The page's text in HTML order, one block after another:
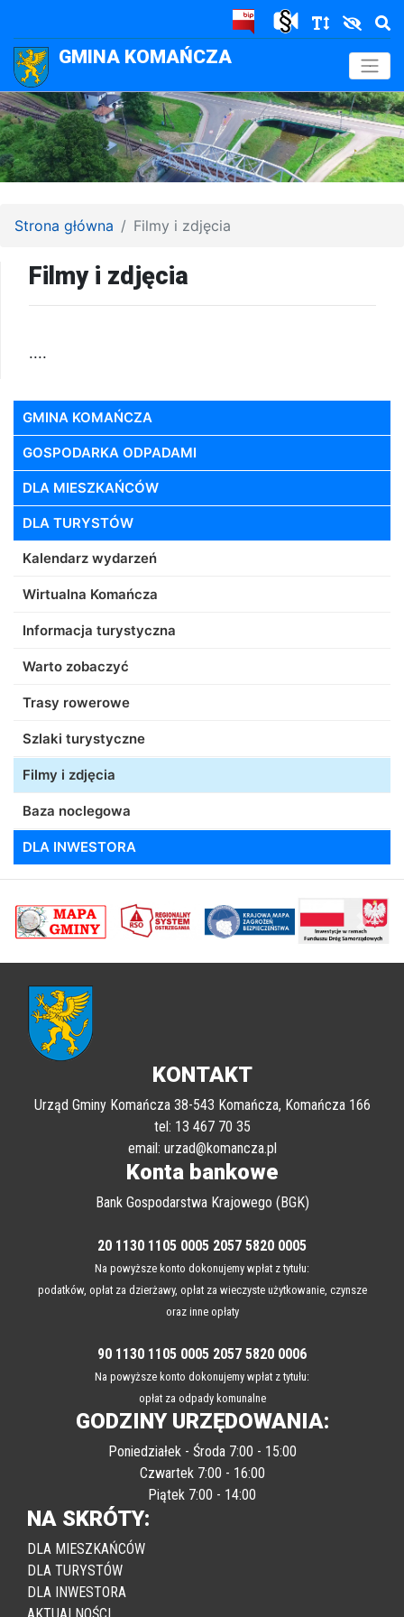
GMINA KOMAŃCZA .
Strona główna Filmy i zdjęcia
Filmy i zdjęcia
....
GMINA KOMAŃCZA
GOSPODARKA ODPADAMI
DLA MIESZKAŃCÓW
DLA TURYSTÓW
Kalendarz wydarzeń
Wirtualna Komańcza
Informacja turystyczna
Warto zobaczyć
Trasy rowerowe
Szlaki turystyczne
Filmy i zdjęcia
Baza noclegowa
DLA INWESTORA
poprzednii
KONTAKT
Urząd Gminy Komańcza 38-543 Komańcza, Komańcza 166
tel: 13 467 70 35
email: urzad@komancza.pl
Konta bankowe
Bank Gospodarstwa Krajowego (BGK)
20 1130 1105 0005 2057 5820 0005
Na powyższe konto dokonujemy wpłat z tytułu:
podatków, opłat za dzierżawy, opłat za wieczyste użytkowanie, czynsze
oraz inne opłaty
90 1130 1105 0005 2057 5820 0006
Na powyższe konto dokonujemy wpłat z tytułu:
opłat za odpady komunalne
GODZINY URZĘDOWANIA:
Poniedziałek - Środa 7:00 - 15:00
Czwartek 7:00 - 16:00
Piątek 7:00 - 14:00
NA SKRÓTY:
DLA MIESZKAŃCÓW
DLA TURYSTÓW
DLA INWESTORA
AKTUALNOŚCI